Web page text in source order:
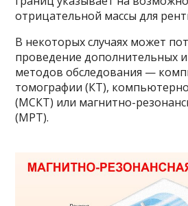
отрицательной массы для
В некоторых случаях может
проведение дополнительных
методов обследования —
томографии (КТ),
(МСКТ) или магнитно-
(МРТ).